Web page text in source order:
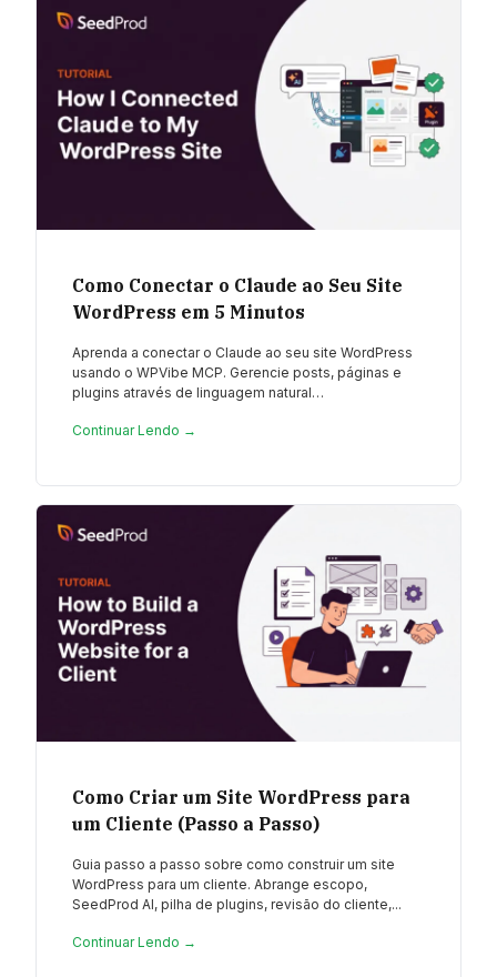
Como Conectar o Claude ao Seu Site
WordPress em 5 Minutos
Aprenda a conectar o Claude ao seu site WordPress
usando o WPVibe MCP. Gerencie posts, páginas e
plugins através de linguagem natural…
Continuar Lendo →
Como Criar um Site WordPress para
um Cliente (Passo a Passo)
Guia passo a passo sobre como construir um site
WordPress para um cliente. Abrange escopo,
SeedProd AI, pilha de plugins, revisão do cliente,...
Continuar Lendo →